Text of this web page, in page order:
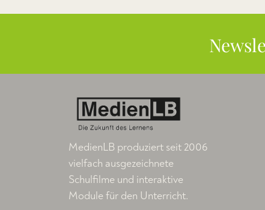
MedienLB produziert seit 2006
vielfach ausgezeichnete
Schulfilme und interaktive
Module für den Unterricht.